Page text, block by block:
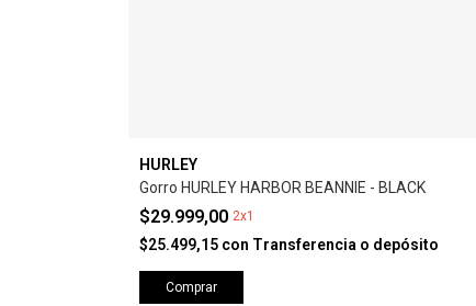
HURLEY
Gorro HURLEY HARBOR BEANNIE - BLACK
$29.999,00 2x1
$25.499,15 con Transferencia o depósito
Comprar